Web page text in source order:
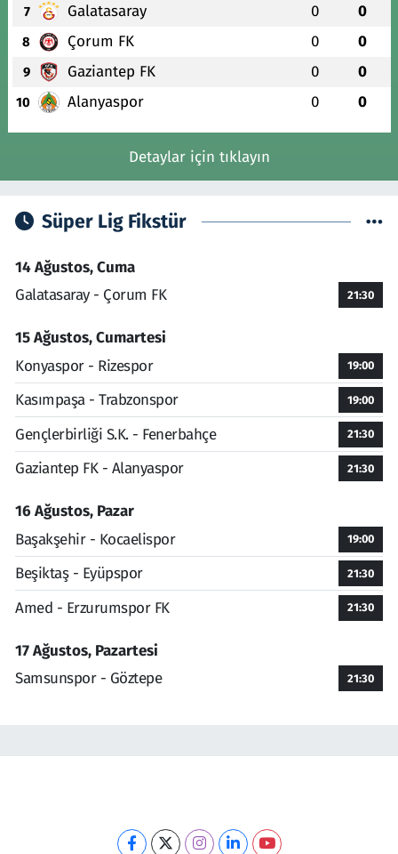
7 Galatasaray 0 0
8 Çorum FK 0 0
9 Gaziantep FK 0 0
10 Alanyaspor 0 0
Detaylar için tıklayın
Süper Lig Fikstür
14 Ağustos, Cuma
Galatasaray - Çorum FK
21:30
15 Ağustos, Cumartesi
Konyaspor - Rizespor
19:00
Kasımpaşa - Trabzonspor 19:00
Gençlerbirliği S.K. - Fenerbahçe 21:30
Gaziantep FK - Alanyaspor 21:30
16 Ağustos, Pazar
Başakşehir - Kocaelispor
19:00
Beşiktaş - Eyüpspor 21:30
Amed - Erzurumspor FK 21:30
17 Ağustos, Pazartesi
Samsunspor - Göztepe
21:30